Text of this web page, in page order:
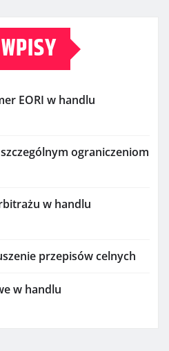
EORI w handlu
ograniczeniom
w handlu
przepisów celnych
w handlu